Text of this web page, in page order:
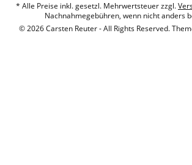
* Alle Preise inkl. gesetzl. Mehrwertsteuer zzgl.
Nachnahmegebühren, wenn nicht anders
© 2026 Carsten Reuter - All Rights Reserved.